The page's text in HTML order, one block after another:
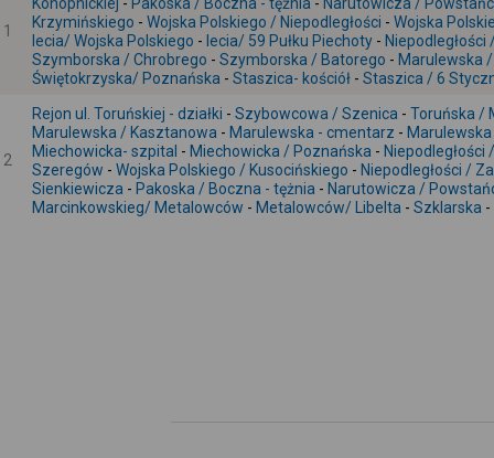
1
Krzymińskiego - Wojska Polskiego / Niepodległości - Wojska
lecia/ Wojska Polskiego - lecia/ 59 Pułku Piechoty - Niepodległości
Szymborska / Chrobrego - Szymborska / Batorego - Marulewska
Świętokrzyska/ Poznańska - Staszica- kościół - Staszica / 6
2
Rejon ul. Toruńskiej - działki - Szybowcowa / Szenica - Toruńska /
Marulewska / Kasztanowa - Marulewska - cmentarz -
Miechowicka- szpital - Miechowicka / Poznańska - Niepodległości
Szeregów - Wojska Polskiego / Kusocińskiego - Niepodległości /
Sienkiewicza - Pakoska / Boczna - tężnia - Narutowicza /
Marcinkowskieg/ Metalowców - Metalowców/ Libelta - Szklarska -